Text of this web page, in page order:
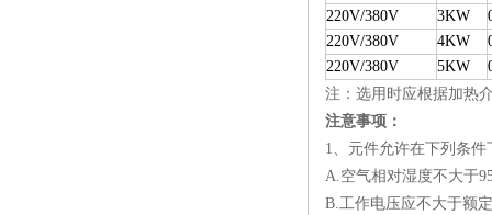
220V/380V
3KW
220V/380V
4KW
220V/380V
5KW
注：选用时应根据加热
注意事项：
1、元件允许在下列条件
A.空气相对湿度不大于
B.工作电压应不大于额